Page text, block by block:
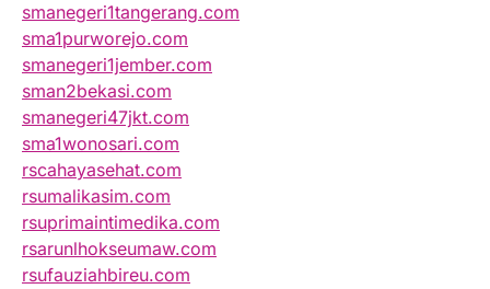
smanegeri1tangerang.com
sma1purworejo.com
smanegeri1jember.com
sman2bekasi.com
smanegeri47jkt.com
sma1wonosari.com
rscahayasehat.com
rsumalikasim.com
rsuprimaintimedika.com
rsarunlhokseumaw.com
rsufauziahbireu.com